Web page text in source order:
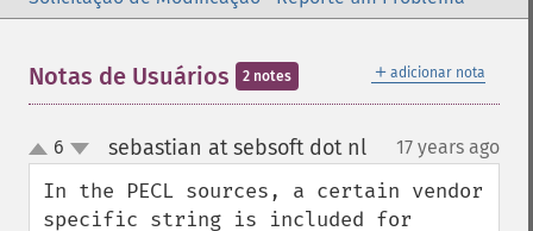
＋ adicionar nota
Notas de Usuários 2 notes
up
down
6 sebastian at sebsoft dot nl¶ 17 years ago
In the PECL sources, a certain vendor
specific string is included for